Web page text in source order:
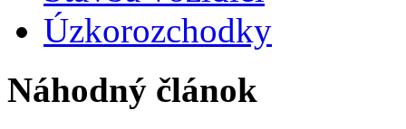
Úzkorozchodky
Náhodný článok